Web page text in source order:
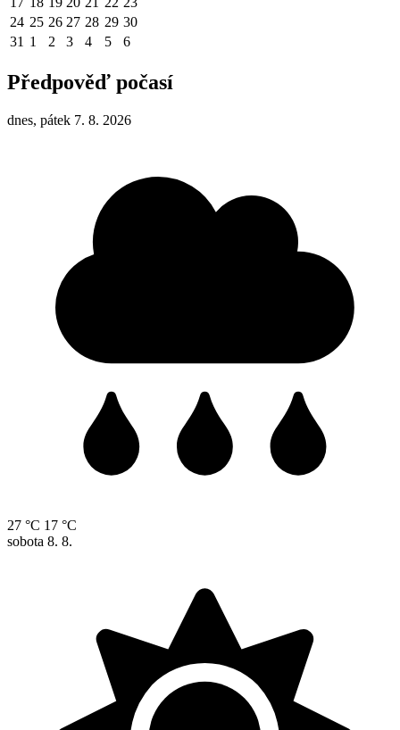
24 25 26 27 28 29 30
31 1 2 3 4 5 6
Předpověď počasí
dnes, pátek 7. 8. 2026
27 °C 17 °C
sobota 8. 8.